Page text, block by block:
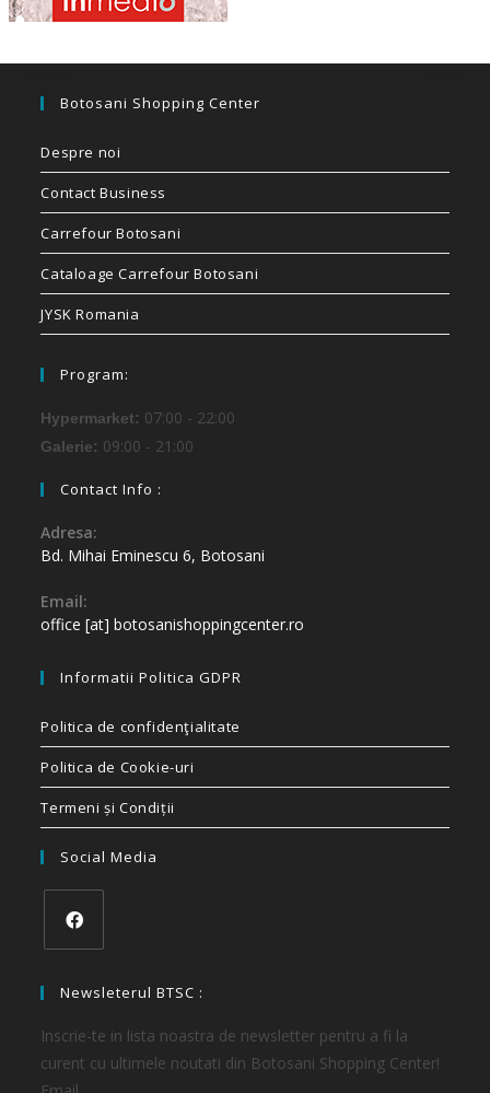
Botosani Shopping Center
Despre noi
Contact Business
Carrefour Botosani
Cataloage Carrefour Botosani
JYSK Romania
Program:
Hypermarket: 07:00 - 22:00
Galerie: 09:00 - 21:00
Contact Info :
Adresa:
Bd. Mihai Eminescu 6, Botosani
Email:
office [at] botosanishoppingcenter.ro
Informatii Politica GDPR
Politica de confidenţialitate
Politica de Cookie-uri
Termeni și Condiții
Social Media
Newsleterul BTSC :
Inscrie-te in lista noastra de newsletter pentru a fi la
curent cu ultimele noutati din Botosani Shopping Center!